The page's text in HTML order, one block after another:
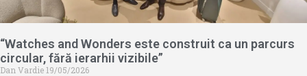
“Watches and Wonders este construit ca un parcurs
circular, fără ierarhii vizibile”
Dan Vardie19/05/2026